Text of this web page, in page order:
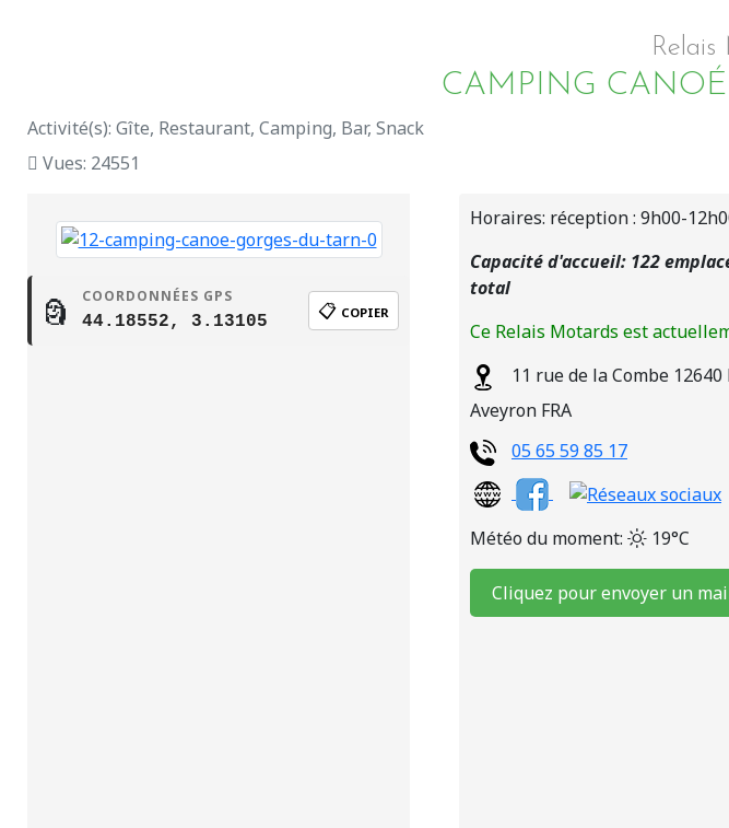
Relais
CAMPING
Activité(s): Gîte, Restaurant, Camping, Bar, Snack
Vues: 24551
🗿 COORDONNÉES GPS
44.18552, 3.13105 📋 COPIER
Horaires: réception : 9h00-
Capacité d'accueil: 122
total
Ce Relais Motards est
11 rue de la Combe 12640
Aveyron FRA
05 65 59 85 17
Météo du moment: 19°C
Cliquez pour envoyer un